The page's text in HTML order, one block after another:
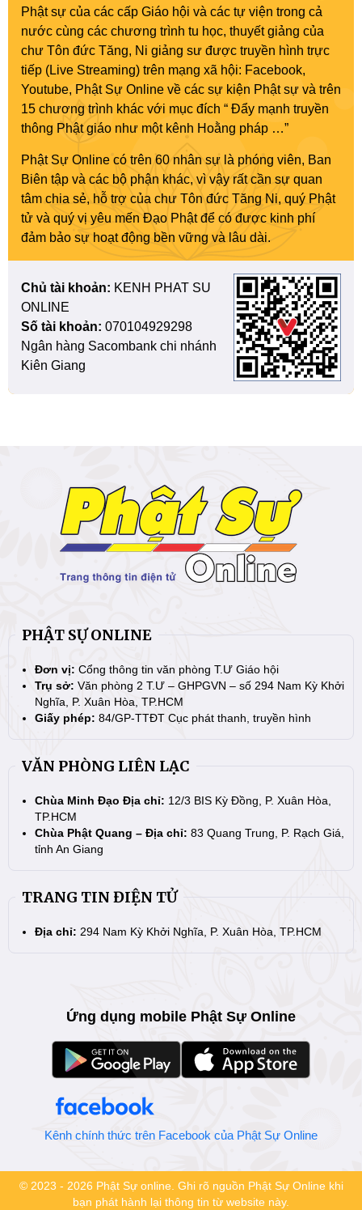
Phật sự của các cấp Giáo hội và các tự viện trong cả
nước cùng các chương trình tu học, thuyết giảng của
chư Tôn đức Tăng, Ni giảng sư được truyền hình trực
tiếp (Live Streaming) trên mạng xã hội: Facebook,
Youtube, Phật Sự Online về các sự kiện Phật sự và trên
15 chương trình khác với mục đích “ Đẩy mạnh truyền
thông Phật giáo như một kênh Hoằng pháp …”
Phật Sự Online có trên 60 nhân sự là phóng viên, Ban
Biên tập và các bộ phận khác, vì vậy rất cần sự quan
tâm chia sẻ, hỗ trợ của chư Tôn đức Tăng Ni, quý Phật
tử và quý vị yêu mến Đạo Phật để có được kinh phí
đảm bảo sự hoạt động bền vững và lâu dài.
Chủ tài khoản: KENH PHAT SU
ONLINE
Số tài khoản: 070104929298
Ngân hàng Sacombank chi nhánh
Kiên Giang
PHẬT SỰ ONLINE
Đơn vị: Cổng thông tin văn phòng T.Ư Giáo hội
Trụ sở: Văn phòng 2 T.Ư – GHPGVN – số 294 Nam Kỳ Khởi
Nghĩa, P. Xuân Hòa, TP.HCM
Giấy phép: 84/GP-TTĐT Cục phát thanh, truyền hình
VĂN PHÒNG LIÊN LẠC
Chùa Minh Đạo Địa chỉ: 12/3 BIS Kỳ Đồng, P. Xuân Hòa,
TP.HCM
Chùa Phật Quang – Địa chỉ: 83 Quang Trung, P. Rạch Giá,
tỉnh An Giang
TRANG TIN ĐIỆN TỬ
Địa chỉ: 294 Nam Kỳ Khởi Nghĩa, P. Xuân Hòa, TP.HCM
Ứng dụng mobile Phật Sự Online
Kênh chính thức trên Facebook của Phật Sự Online
© 2023 - 2026 Phật Sự online. Ghi rõ nguồn Phật Sự Online khi
bạn phát hành lại thông tin từ website này.